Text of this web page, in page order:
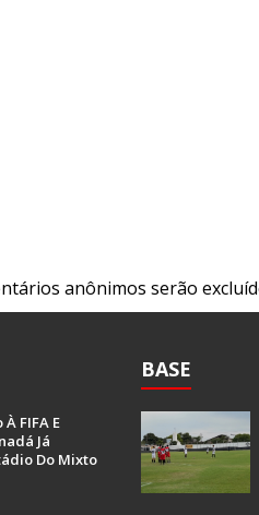
anônimos serão
FIFA E
Já
Do Mixto
BASE